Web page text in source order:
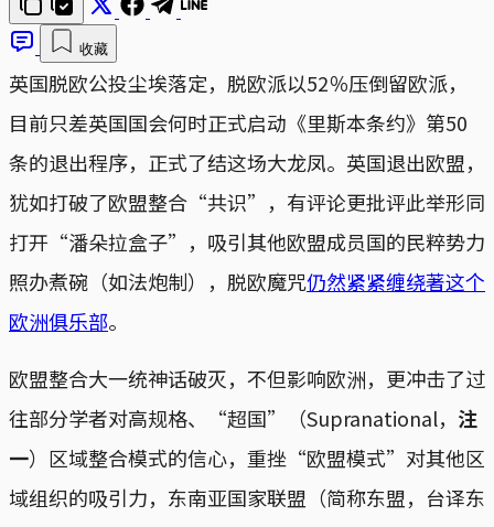
收藏
英国脱欧公投尘埃落定，脱欧派以52％压倒留欧派，
目前只差英国国会何时正式启动《里斯本条约》第50
条的退出程序，正式了结这场大龙凤。英国退出欧盟，
犹如打破了欧盟整合“共识”，有评论更批评此举形同
打开“潘朵拉盒子”，吸引其他欧盟成员国的民粹势力
照办煮碗（如法炮制），脱欧魔咒仍然紧紧缠绕著这个
欧洲俱乐部。
欧盟整合大一统神话破灭，不但影响欧洲，更冲击了过
往部分学者对高规格、“超国”（Supranational， 注
一）区域整合模式的信心，重挫“欧盟模式”对其他区
域组织的吸引力，东南亚国家联盟（简称东盟，台译东